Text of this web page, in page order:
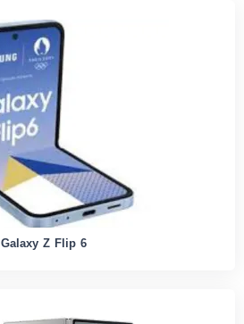
Galaxy Z Flip 6